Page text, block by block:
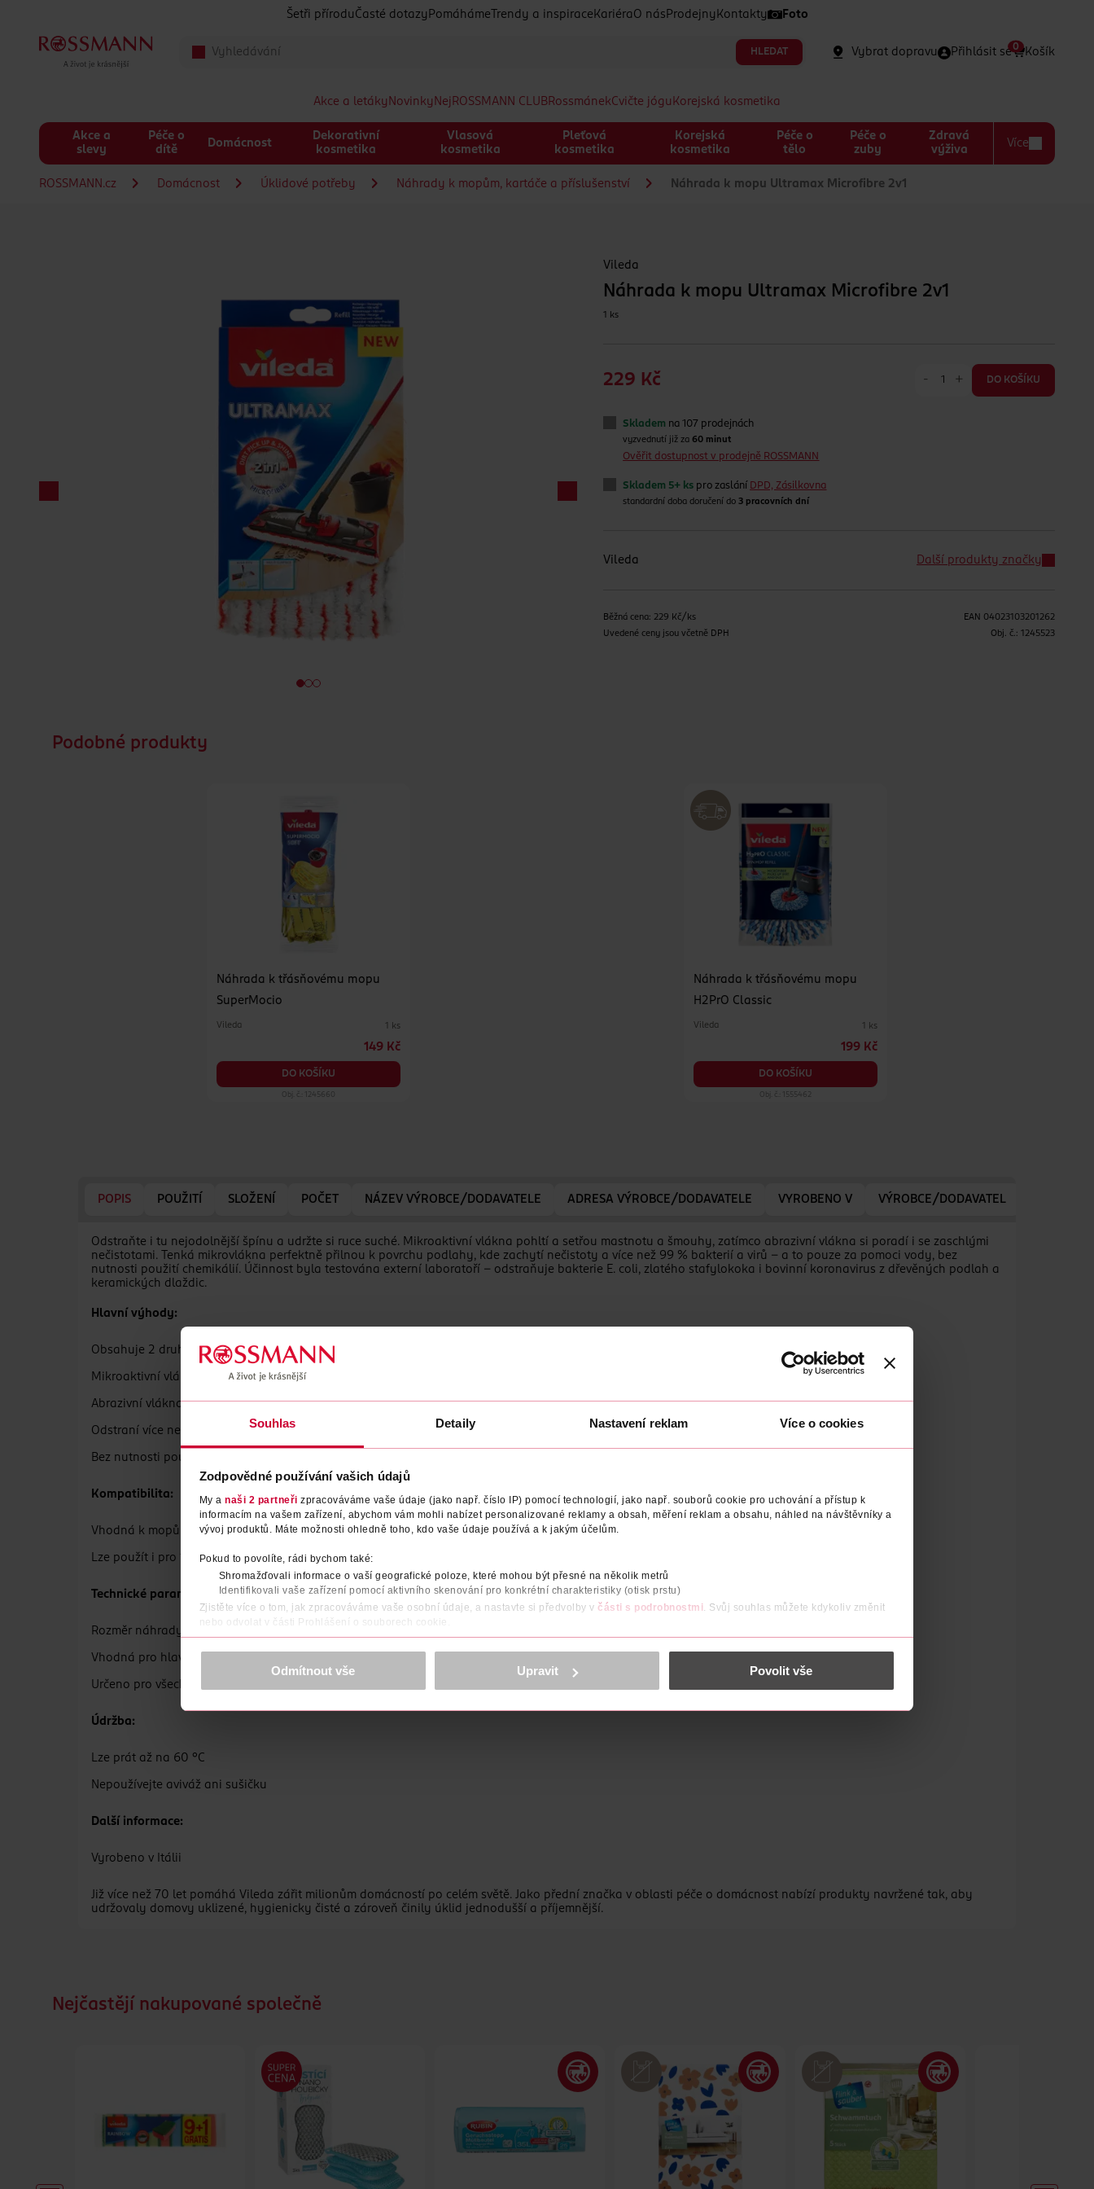
Souhlas Detaily Nastavení reklam Více o cookies
Zodpovědné používání vašich údajů
My a naši 2 partneři zpracováváme vaše údaje (jako např. číslo IP) pomocí technologií, jako např. souborů cookie pro uchování a přístup k
informacím na vašem zařízení, abychom vám mohli nabízet personalizované reklamy a obsah, měření reklam a obsahu, náhled na návštěvníky a
vývoj produktů. Máte možnosti ohledně toho, kdo vaše údaje používá a k jakým účelům.
Pokud to povolíte, rádi bychom také:
Shromažďovali informace o vaší geografické poloze, které mohou být přesné na několik metrů
Identifikovali vaše zařízení pomocí aktivního skenování pro konkrétní charakteristiky (otisk prstu)
Zjistěte více o tom, jak zpracováváme vaše osobní údaje, a nastavte si předvolby v části s podrobnostmi . Svůj souhlas můžete kdykoliv změnit
nebo odvolat v části Prohlášení o souborech cookie.
K provozu stránek, personalizaci obsahu a reklam, funkcí sociálních médií, analýze návštěvnosti, které mohou nést osobní údaje.
prohlášení o ochraně osobních údajů.
Děkujeme za pochopení. >více o cookies<
Odmítnout vše Upravit Povolit vše
Šetři přírodu Časté dotazy Pomáháme Trendy a inspirace Kariéra O nás Prodejny Kontakty Foto
HLEDAT Vybrat dopravu Přihlásit se Košík
0
Akce a letáky Novinky Nej ROSSMANN CLUBRossmánekCvičte jógu Korejská kosmetika
Akce a
slevy
Péče o
dítě
Domácnost
Dekorativní
kosmetika
Vlasová
kosmetika
Pleťová
kosmetika
Korejská
kosmetika
Péče o
tělo
Péče o
zuby
Zdravá
výživa
Více
ROSSMANN.cz Domácnost Úklidové potřeby Náhrady k mopům, kartáče a příslušenství Náhrada k mopu Ultramax Microfibre 2v1
Vileda
Náhrada k mopu Ultramax Microfibre 2v1
1 ks
229 Kč - + DO KOŠÍKU
Skladem na 107 prodejnách
vyzvednutí již za60 minut
Ověřit dostupnost v prodejně ROSSMANN
Skladem 5+ ks pro zaslání DPD, Zásilkovna
standardní doba doručení do 3 pracovních dní
Vileda Další produkty značky
Běžná cena: 229 Kč/ks
Uvedené ceny jsou včetně DPH
EAN 04023103201262
Obj. č.: 1245523
Podobné produkty
Náhrada k třásňovému mopu
SuperMocio
Vileda 1 ks
149 Kč
DO KOŠÍKU
Obj. č.: 1245660
Náhrada k třásňovému mopu
H2PrO Classic
Vileda 1 ks
199 Kč
DO KOŠÍKU
Obj. č.: 1555462
POPIS POUŽITÍ SLOŽENÍ POČET NÁZEV VÝROBCE/DODAVATELE ADRESA VÝROBCE/DODAVATELE VYROBENO V VÝROBCE/DODAVATEL
Odstraňte i tu nejodolnější špínu a udržte si ruce suché. Mikroaktivní vlákna pohltí a setřou mastnotu a šmouhy, zatímco abrazivní vlákna si poradí i se zaschlými
nečistotami. Tenká mikrovlákna perfektně přilnou k povrchu podlahy, kde zachytí nečistoty a více než 99 % bakterií a virů – a to pouze za pomoci vody, bez
nutnosti použití chemikálií. Účinnost byla testována externí laboratoří – odstraňuje bakterie E. coli, zlatého stafylokoka i bovinní koronavirus z dřevěných podlah a
keramických dlaždic.
Hlavní výhody:
Obsahuje 2 druhy vláken pro efektivnější čištění
Mikroaktivní vlákna odstraňují mastnotu a šmouhy
Abrazivní vlákna si poradí se zaschlými nečistotami
Odstraní více než 99 % bakterií a virů pouze vodou
Bez nutnosti použití chemikálií
Kompatibilita:
Vhodná k mopům Ultramax a Easy Wring Ultramat
Lze použít i pro 1.2 Spray mop
Technické parametry:
Rozměr náhrady: 36 × 14 cm
Vhodná pro hlavice: 34 × 10 cm
Určeno pro všechny tvrdé podlahy: PVC, plovoucí podlahy, parkety, dlažba
Údržba:
Lze prát až na 60 °C
Nepoužívejte aviváž ani sušičku
Další informace:
Vyrobeno v Itálii
Již více než 70 let pomáhá Vileda zářit milionům domácností po celém světě. Jako přední značka v oblasti péče o domácnost nabízí produkty navržené tak, aby
udržovaly domovy uklizené, hygienicky čisté a zároveň činily úklid jednodušší a příjemnější.
Nejčastějí nakupované společně